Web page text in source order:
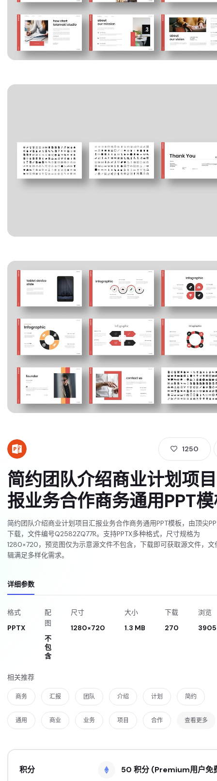
1250
简约团队介绍商业计划项
报业务合作商务通用PPT
简约团队介绍商业计划项目汇报业务合作商务通用PPT模板，由顶尖
下载，文件编号Q2582ZQ77R。支持PPTX多种格式，尺寸规格为
1280×720，预览图仅为示意源文件不包含，下载即可获取源文件，文
辑满足多样化需求。
详细参数
格式
PPTX
配
图
不
包
含
尺寸
1280×720
大小
1.3 MB
下载
270
浏览
3905
相关推荐
商务 汇报 团队 介绍 计划 简约
通用 商业 业务 项目 合作 查看更多
积分 50 积分 (Premium用户免